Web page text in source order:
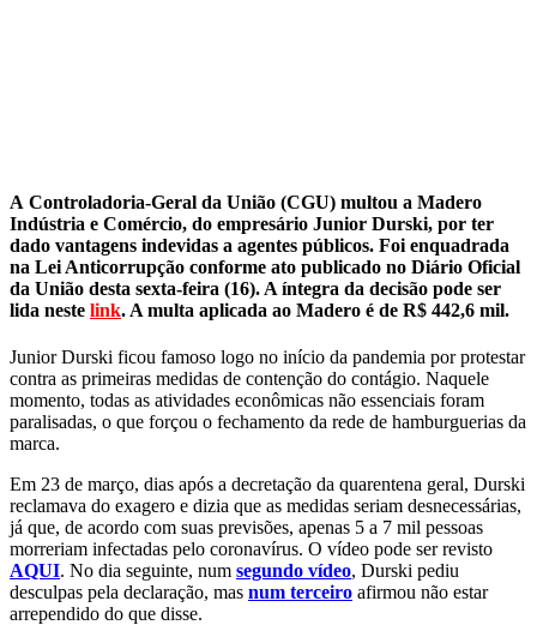
A Controladoria-Geral da União (CGU) multou a Madero
Indústria e Comércio, do empresário Junior Durski, por ter
dado vantagens indevidas a agentes públicos. Foi enquadrada
na Lei Anticorrupção conforme ato publicado no Diário Oficial
da União desta sexta-feira (16). A íntegra da decisão pode ser
lida neste link. A multa aplicada ao Madero é de R$ 442,6 mil.
Junior Durski ficou famoso logo no início da pandemia por protestar
contra as primeiras medidas de contenção do contágio. Naquele
momento, todas as atividades econômicas não essenciais foram
paralisadas, o que forçou o fechamento da rede de hamburguerias da
marca.
Em 23 de março, dias após a decretação da quarentena geral, Durski
reclamava do exagero e dizia que as medidas seriam desnecessárias,
já que, de acordo com suas previsões, apenas 5 a 7 mil pessoas
morreriam infectadas pelo coronavírus. O vídeo pode ser revisto
AQUI. No dia seguinte, num segundo vídeo, Durski pediu
desculpas pela declaração, mas num terceiro afirmou não estar
arrependido do que disse.